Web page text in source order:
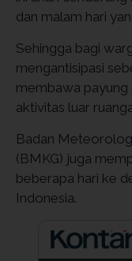
dan malam hari
Sehingga bagi
mengantisipasi
membawa payung
aktivitas luar
Badan
(BMKG) juga
beberapa hari ke
Indonesia.